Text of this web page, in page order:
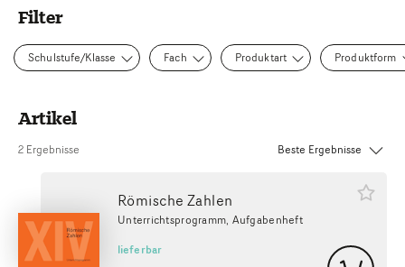
Filter
Schulstufe/Klasse Fach Produktart Produktform
Artikel
2 Ergebnisse
Römische Zahlen
Unterrichtsprogramm, Aufgabenheft
lieferbar